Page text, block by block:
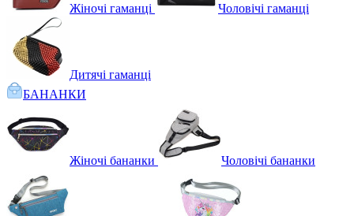
Жіночі гаманці Чоловічі гаманці
Дитячі гаманці
БАНАНКИ
Жіночі бананки Чоловічі бананки